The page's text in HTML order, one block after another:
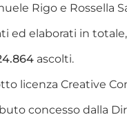
Rigo e Rossella
ed elaborati in
ascolti.
licenza Creative
concesso dalla